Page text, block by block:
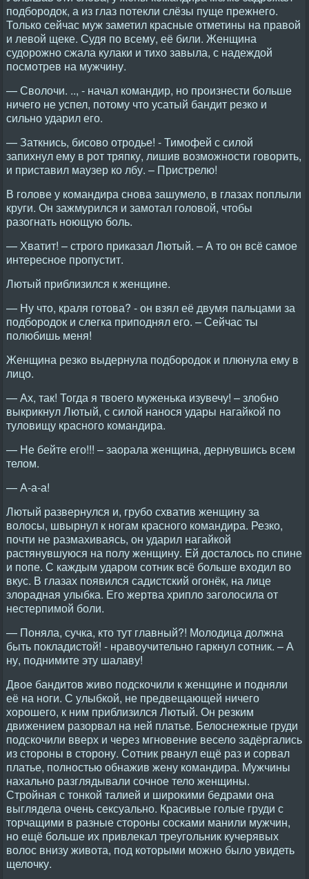
подбородок, а из глаз потекли слёзы пуще прежнего.
Только сейчас муж заметил красные отметины на правой
и левой щеке. Судя по всему, её били. Женщина
судорожно сжала кулаки и тихо завыла, с надеждой
посмотрев на мужчину.
— Сволочи. .., - начал командир, но произнести больше
ничего не успел, потому что усатый бандит резко и
сильно ударил его.
— Заткнись, бисово отродье! - Тимофей с силой
запихнул ему в рот тряпку, лишив возможности говорить,
и приставил маузер ко лбу. – Пристрелю!
В голове у командира снова зашумело, в глазах поплыли
круги. Он зажмурился и замотал головой, чтобы
разогнать ноющую боль.
— Хватит! – строго приказал Лютый. – А то он всё самое
интересное пропустит.
Лютый приблизился к женщине.
— Ну что, краля готова? - он взял её двумя пальцами за
подбородок и слегка приподнял его. – Сейчас ты
полюбишь меня!
Женщина резко выдернула подбородок и плюнула ему в
лицо.
— Ах, так! Тогда я твоего муженька изувечу! – злобно
выкрикнул Лютый, с силой нанося удары нагайкой по
туловищу красного командира.
— Не бейте его!!! – заорала женщина, дернувшись всем
телом.
— А-а-а!
Лютый развернулся и, грубо схватив женщину за
волосы, швырнул к ногам красного командира. Резко,
почти не размахиваясь, он ударил нагайкой
растянувшуюся на полу женщину. Ей досталось по спине
и попе. С каждым ударом сотник всё больше входил во
вкус. В глазах появился садистский огонёк, на лице
злорадная улыбка. Его жертва хрипло заголосила от
нестерпимой боли.
— Поняла, сучка, кто тут главный?! Молодица должна
быть покладистой! - нравоучительно гаркнул сотник. – А
ну, поднимите эту шалаву!
Двое бандитов живо подскочили к женщине и подняли
её на ноги. С улыбкой, не предвещающей ничего
хорошего, к ним приблизился Лютый. Он резким
движением разорвал на ней платье. Белоснежные груди
подскочили вверх и через мгновение весело задёргались
из стороны в сторону. Сотник рванул ещё раз и сорвал
платье, полностью обнажив жену командира. Мужчины
нахально разглядывали сочное тело женщины.
Стройная с тонкой талией и широкими бедрами она
выглядела очень сексуально. Красивые голые груди с
торчащими в разные стороны сосками манили мужчин,
но ещё больше их привлекал треугольник кучерявых
волос внизу живота, под которыми можно было увидеть
щелочку.